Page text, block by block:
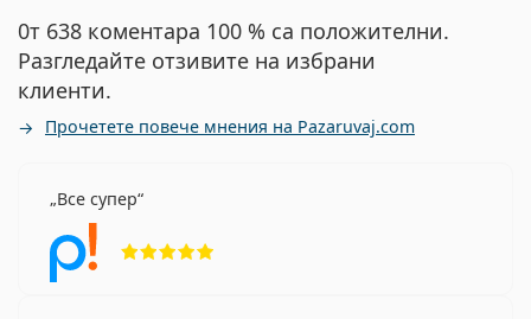
0т 638 коментара 100 % са положителни.
Разгледайте отзивите на избрани
клиенти.
Прочетете повече мнения на Pazaruvaj.com
Все супер